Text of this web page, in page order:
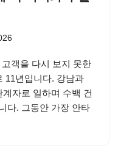
객을 다시 보지 못한
11년입니다. 강남과
자로 일하며 수백 건
다. 그동안 가장 안타